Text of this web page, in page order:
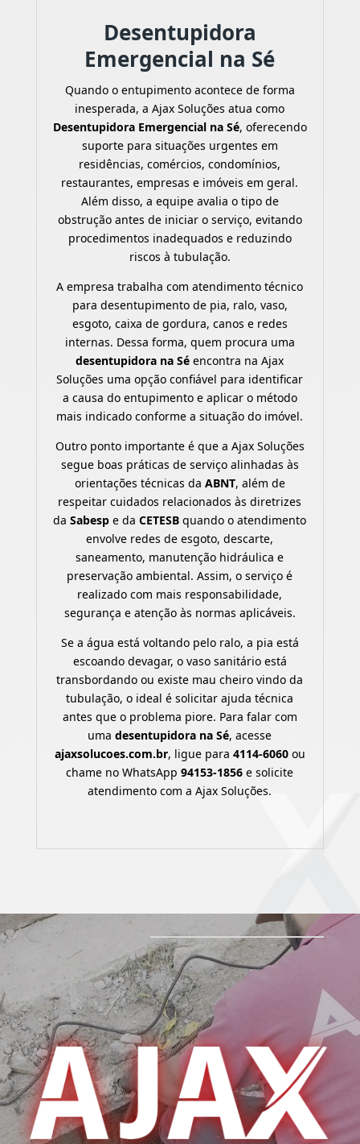
Desentupidora
Emergencial na Sé
Quando o entupimento acontece de forma
inesperada, a Ajax Soluções atua como
Desentupidora Emergencial na Sé, oferecendo
suporte para situações urgentes em
residências, comércios, condomínios,
restaurantes, empresas e imóveis em geral.
Além disso, a equipe avalia o tipo de
obstrução antes de iniciar o serviço, evitando
procedimentos inadequados e reduzindo
riscos à tubulação.
A empresa trabalha com atendimento técnico
para desentupimento de pia, ralo, vaso,
esgoto, caixa de gordura, canos e redes
internas. Dessa forma, quem procura uma
desentupidora na Sé encontra na Ajax
Soluções uma opção confiável para identificar
a causa do entupimento e aplicar o método
mais indicado conforme a situação do imóvel.
Outro ponto importante é que a Ajax Soluções
segue boas práticas de serviço alinhadas às
orientações técnicas da ABNT, além de
respeitar cuidados relacionados às diretrizes
daSabesp e daCETESB quando o atendimento
envolve redes de esgoto, descarte,
saneamento, manutenção hidráulica e
preservação ambiental. Assim, o serviço é
realizado com mais responsabilidade,
segurança e atenção às normas aplicáveis.
Se a água está voltando pelo ralo, a pia está
escoando devagar, o vaso sanitário está
transbordando ou existe mau cheiro vindo da
tubulação, o ideal é solicitar ajuda técnica
antes que o problema piore. Para falar com
umadesentupidora na Sé, acesse
ajaxsolucoes.com.br, ligue para 4114-6060ou
chame no WhatsApp94153-1856 e solicite
atendimento com a Ajax Soluções.